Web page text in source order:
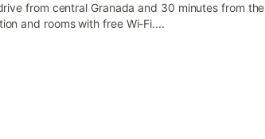
from central Granada and 30 minutes from the
and rooms with free Wi-Fi....